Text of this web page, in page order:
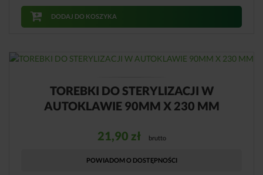
DODAJ DO KOSZYKA
TOREBKI DO STERYLIZACJI W
AUTOKLAWIE 90MM X 230 MM
21,90 zł brutto
POWIADOM O DOSTĘPNOŚCI